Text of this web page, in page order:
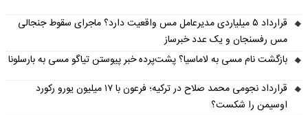
قرارداد ۵ میلیاردی مدیرعامل مس واقعیت دارد؟ ماجرای سقوط جنجالی
مس رفسنجان و یک عدد خبرساز
بازگشت نام مسی به لاماسیا؟ پشت‌پرده خبر پیوستن تیاگو مسی به بارسلونا
قرارداد نجومی محمد صلاح در ترکیه؛ فرعون با ۱۷ میلیون یورو رکورد
اوسیمن را شکست؟